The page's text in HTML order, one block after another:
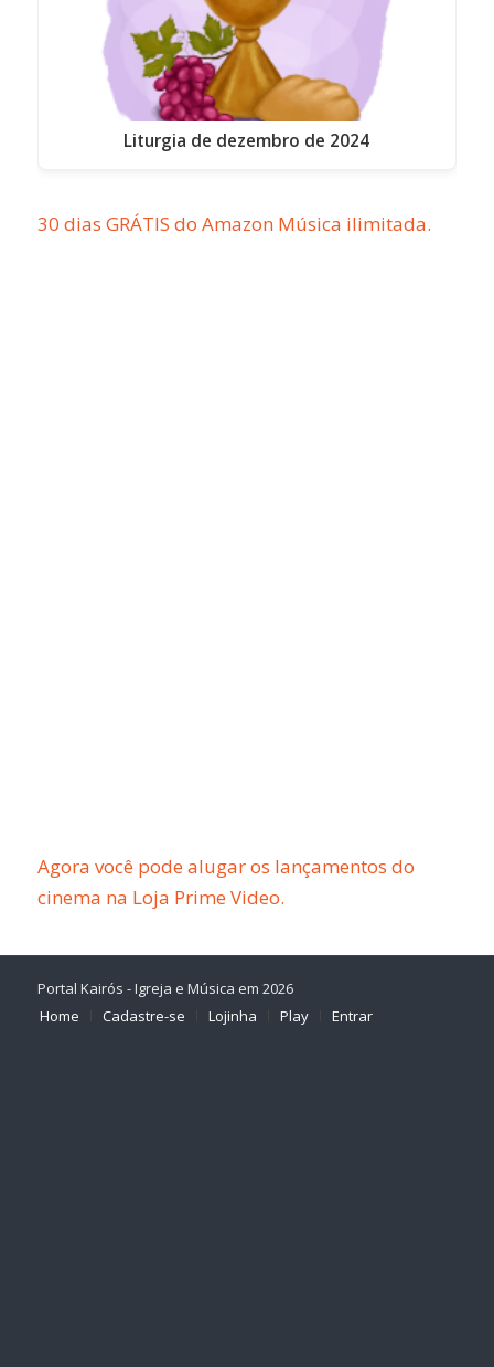
Liturgia de dezembro de 2024
30 dias GRÁTIS do Amazon Música ilimitada.
Agora você pode alugar os lançamentos do
cinema na Loja Prime Video.
Portal Kairós - Igreja e Música em 2026
Home
Cadastre-se Lojinha Play Entrar